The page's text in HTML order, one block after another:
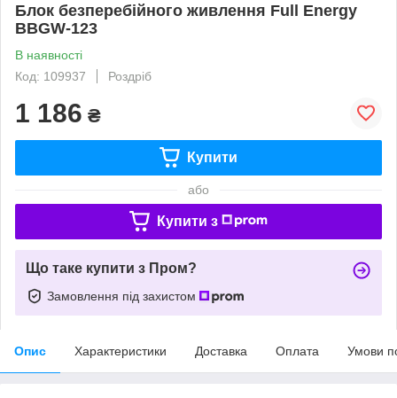
Блок безперебійного живлення Full Energy
BBGW-123
В наявності
Код: 109937
Роздріб
1 186 ₴
Купити
або
Купити з
Що таке купити з Пром?
Замовлення під захистом
Опис Характеристики Доставка Оплата Умови